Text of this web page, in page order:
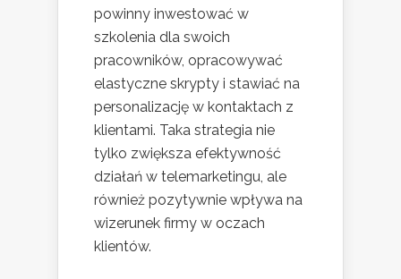
powinny inwestować w
szkolenia dla swoich
pracowników, opracowywać
elastyczne skrypty i stawiać na
personalizację w kontaktach z
klientami. Taka strategia nie
tylko zwiększa efektywność
działań w telemarketingu, ale
również pozytywnie wpływa na
wizerunek firmy w oczach
klientów.